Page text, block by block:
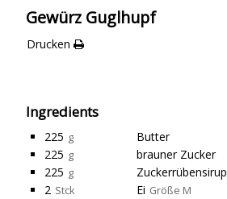
Gewürz Guglhupf
Drucken
Ingredients
225 g
Butter
225 g
brauner Zucker
225 g
Zuckerrübensirup
2 Stck Ei Größe M